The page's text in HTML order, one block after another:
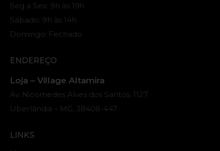
Seg a Sex: 9h às 19h
Sábado: 9h às 14h
Domingo: Fechado
ENDEREÇO
Loja – Village Altamira
Av. Nicomedes Alves dos Santos, 1127
Uberlândia – MG, 38408-447
LINKS